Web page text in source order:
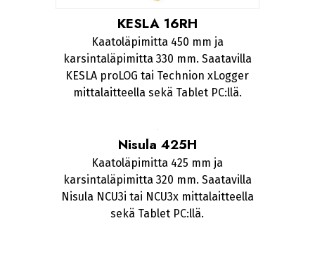
KESLA 16RH
Kaatoläpimitta 450 mm ja
karsintaläpimitta 330 mm. Saatavilla
KESLA proLOG tai Technion xLogger
mittalaitteella sekä Tablet PC:llä.
Nisula 425H
Kaatoläpimitta 425 mm ja
karsintaläpimitta 320 mm. Saatavilla
Nisula NCU3i tai NCU3x mittalaitteella
sekä Tablet PC:llä.